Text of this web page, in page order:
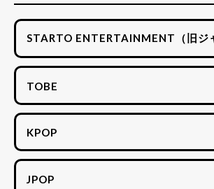
STARTO ENTERTAINMENT（旧ジ
TOBE
KPOP
JPOP